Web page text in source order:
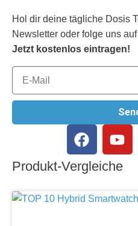
Hol dir deine tägliche Dosis
Newsletter oder folge uns
Jetzt kostenlos eintragen!
Produkt-Vergleiche